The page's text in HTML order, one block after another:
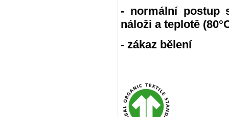
- normální postup
náloži a teplotě
- zákaz bělení